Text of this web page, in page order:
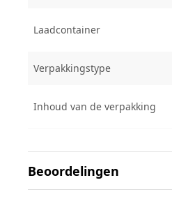
Laadcontainer
Verpakkingstype
Inhoud van de verpakking
Beoordelingen